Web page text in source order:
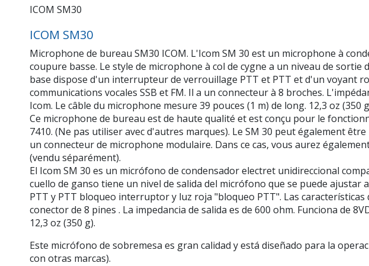
ICOM SM30
ICOM SM30
Microphone de bureau SM30 ICOM. L'Icom SM 30 est un microphone à
coupure basse. Le style de microphone à col de cygne a un niveau de
base dispose d'un interrupteur de verrouillage PTT et PTT et d'un voyant
communications vocales SSB et FM. Il a un connecteur à 8 broches.
Icom. Le câble du microphone mesure 39 pouces (1 m) de long. 12,3 oz (350
Ce microphone de bureau est de haute qualité et est conçu pour le
7410. (Ne pas utiliser avec d'autres marques). Le SM 30 peut également
un connecteur de microphone modulaire. Dans ce cas, vous aurez
(vendu séparément).
El Icom SM 30 es un micrófono de condensador electret unidireccional
cuello de ganso tiene un nivel de salida del micrófono que se puede
PTT y PTT bloqueo interruptor y luz roja "bloqueo PTT". Las características
conector de 8 pines . La impedancia de salida es de 600 ohm. Funciona de
12,3 oz (350 g).
Este micrófono de sobremesa es gran calidad y está diseñado para la
con otras marcas).